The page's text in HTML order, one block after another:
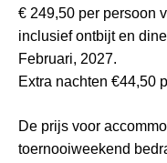
€ 249,50 per persoon
inclusief ontbijt en
Februari, 2027.
Extra nachten €44,50
De prijs voor
toernooiweekend